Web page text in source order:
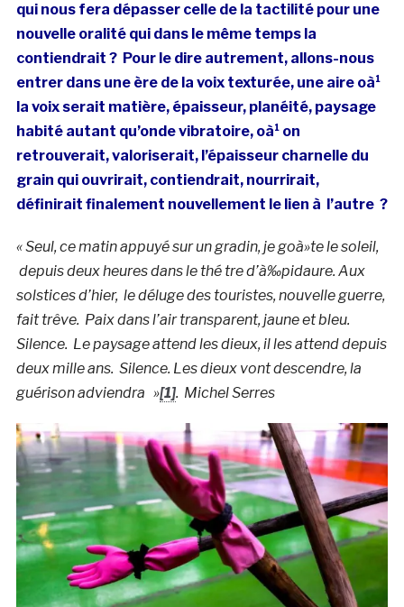
qui nous fera dépasser celle de la tactilité pour une
nouvelle oralité qui dans le même temps la
contiendrait ? Pour le dire autrement, allons-nous
entrer dans une ère de la voix texturée, une aire oà¹
la voix serait matière, épaisseur, planéité, paysage
habité autant qu’onde vibratoire, oà¹ on
retrouverait, valoriserait, l’épaisseur charnelle du
grain qui ouvrirait, contiendrait, nourrirait,
définirait finalement nouvellement le lien à l’autre ?
« Seul, ce matin appuyé sur un gradin, je goà»te le soleil,
depuis deux heures dans le thé tre d’à‰pidaure. Aux
solstices d’hier, le déluge des touristes, nouvelle guerre,
fait trêve. Paix dans l’air transparent, jaune et bleu.
Silence. Le paysage attend les dieux, il les attend depuis
deux mille ans. Silence. Les dieux vont descendre, la
guérison adviendra »[1]. Michel Serres